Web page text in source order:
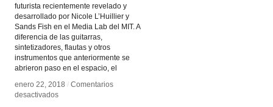
futurista recientemente revelado y
desarrollado por Nicole L’Huillier y
Sands Fish en el Media Lab del MIT. A
diferencia de las guitarras,
sintetizadores, flautas y otros
instrumentos que anteriormente se
abrieron paso en el espacio, el
enero 22, 2018 / Comentarios
desactivadosen
enero 22, 2018 / Comentarios
desactivadosen